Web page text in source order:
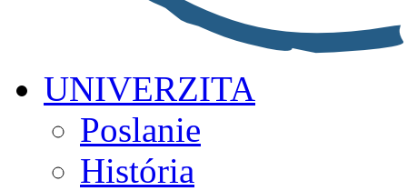
UNIVERZITA
Poslanie
História